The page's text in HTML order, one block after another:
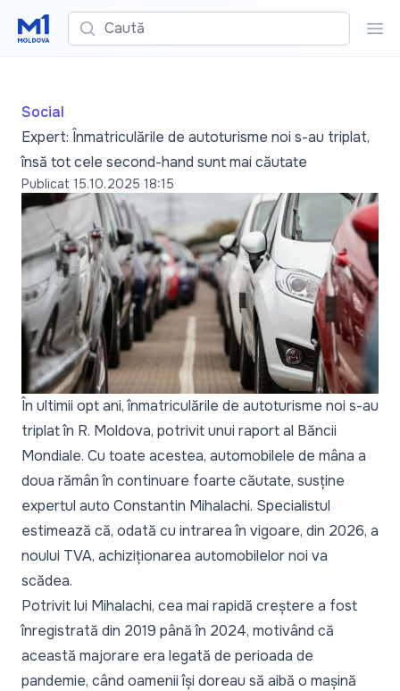
Caută
Social
Expert: Înmatriculările de autoturisme noi s-au triplat,
însă tot cele second-hand sunt mai căutate
Publicat 15.10.2025 18:15
În ultimii opt ani, înmatriculările de autoturisme noi s-au
triplat în R. Moldova, potrivit unui raport al Băncii
Mondiale. Cu toate acestea, automobilele de mâna a
doua rămân în continuare foarte căutate, susține
expertul auto Constantin Mihalachi. Specialistul
estimează că, odată cu intrarea în vigoare, din 2026, a
noului TVA, achiziționarea automobilelor noi va
scădea.
Potrivit lui Mihalachi, cea mai rapidă creștere a fost
înregistrată din 2019 până în 2024, motivând că
această majorare era legată de perioada de
pandemie, când oamenii își doreau să aibă o mașină